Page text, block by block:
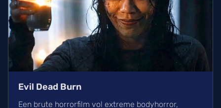
Evil Dead Burn
Een brute horrorfilm vol extreme bodyhorror,